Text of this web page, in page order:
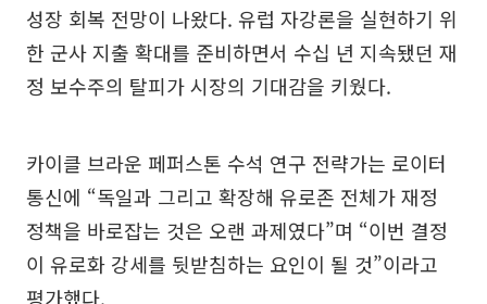
성장 회복 전망이 나왔다. 유럽 자강론을 실현하기 위
한 군사 지출 확대를 준비하면서 수십 년 지속됐던 재
정 보수주의 탈피가 시장의 기대감을 키웠다.
카이클 브라운 페퍼스톤 수석 연구 전략가는 로이터
통신에 “독일과 그리고 확장해 유로존 전체가 재정
정책을 바로잡는 것은 오랜 과제였다”며 “이번 결정
이 유로화 강세를 뒷받침하는 요인이 될 것”이라고
평가했다.